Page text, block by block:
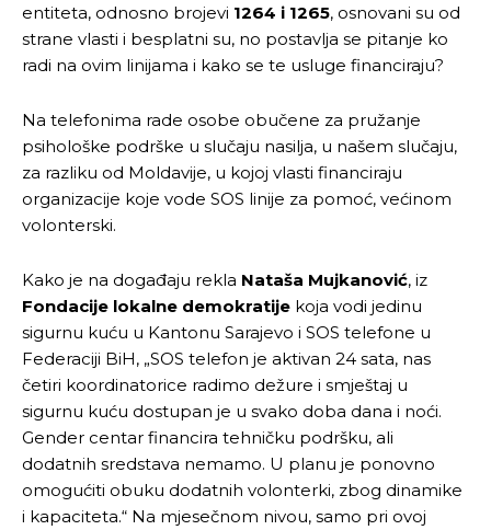
entiteta, odnosno brojevi 1264 i 1265, osnovani su od
strane vlasti i besplatni su, no postavlja se pitanje ko
radi na ovim linijama i kako se te usluge financiraju?
Na telefonima rade osobe obučene za pružanje
psihološke podrške u slučaju nasilja, u našem slučaju,
za razliku od Moldavije, u kojoj vlasti financiraju
organizacije koje vode SOS linije za pomoć, većinom
volonterski.
Kako je na događaju rekla Nataša Mujkanović, iz
Fondacije lokalne demokratije koja vodi jedinu
sigurnu kuću u Kantonu Sarajevo i SOS telefone u
Federaciji BiH, „SOS telefon je aktivan 24 sata, nas
četiri koordinatorice radimo dežure i smještaj u
sigurnu kuću dostupan je u svako doba dana i noći.
Gender centar financira tehničku podršku, ali
dodatnih sredstava nemamo. U planu je ponovno
omogućiti obuku dodatnih volonterki, zbog dinamike
i kapaciteta.“ Na mjesečnom nivou, samo pri ovoj